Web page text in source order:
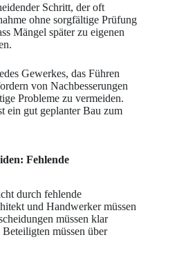
Schritt, der oft
ohne sorgfältige Prüfung
Mängel später zu eigenen
Gewerkes, das Führen
von Nachbesserungen
Probleme zu vermeiden.
ein gut geplanter Bau zum
Fehlende
durch fehlende
und Handwerker müssen
müssen klar
müssen über